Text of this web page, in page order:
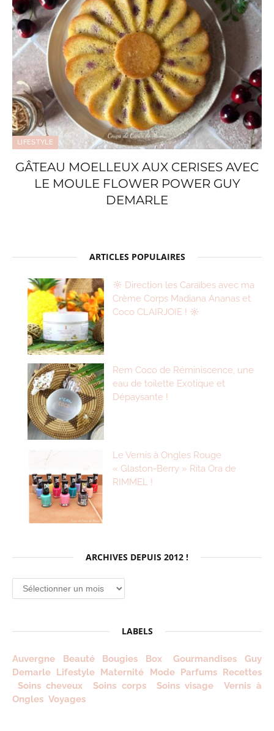
LIFESTYLE
GÂTEAU MOELLEUX AUX CERISES AVEC
LE MOULE FLOWER POWER GUY
DEMARLE
ARTICLES POPULAIRES
☼ Direction les Caraïbes avec ma
Crème Corps Madiana Ananas et
Coco CLAIRJOIE ! ☼
Rem Coco de Réminiscence, une
eau de toilette Exotique et
Dépaysante !
Le Vernis à Ongles Rouge
« Glaston-Berry » Rita Ora de
RIMMEL !
ARCHIVES DEPUIS 2012 !
Archives
depuis
LABELS
Auvergne Beauté Bougies Box Gourmandises
Guy
Demarle Lifestyle Maternité Mode Parfums Recettes
Soins cheveux
Soins corps Soins visage
Vernis à
Ongles Voyages